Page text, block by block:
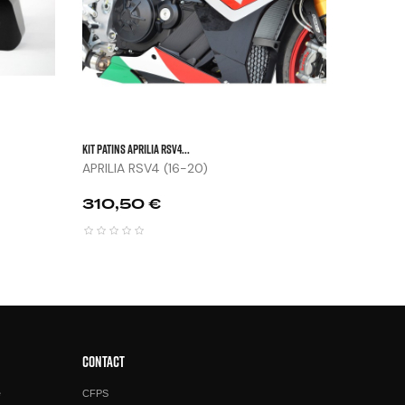
KIT PATINS APRILIA RSV4...
APRILIA RSV4 (16-20)
Prix
310,50 €
CONTACT
CFPS